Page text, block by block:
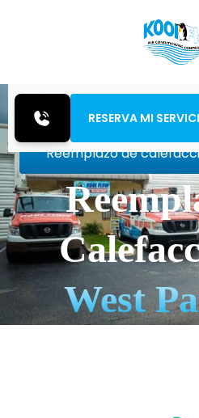
RESERVA MI
Reemplazo de
West